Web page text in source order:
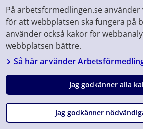
På arbetsformedlingen.se använder
för att webbplatsen ska fungera på
använder också kakor för
webbplatsen bättre.
Så här använder
Jag godkänner alla
Jag godkänner
våra analyser för arbetsmarknaden
Följ oss på Facebook Linkedin